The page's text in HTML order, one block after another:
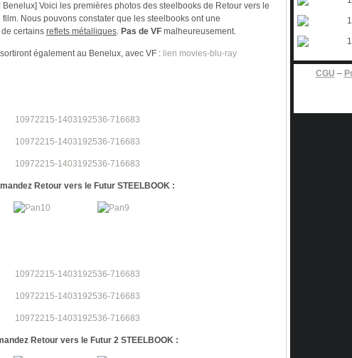
Benelux] Voici les premières photos des steelbooks de Retour vers le
Nous pouvons constater que les steelbooks ont une
certains reflets métalliques. Pas de VF malheureusement.
également au Benelux, avec VF : lien movies-blu-ray
Retour vers le Futur STEELBOOK :
Retour vers le Futur 2 STEELBOOK :
CGU –